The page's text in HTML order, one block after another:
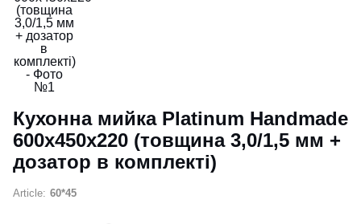
Кухонна мийка Platinum Handmade
600х450х220 (товщина 3,0/1,5 мм +
дозатор в комплекті)
Article: 60*45